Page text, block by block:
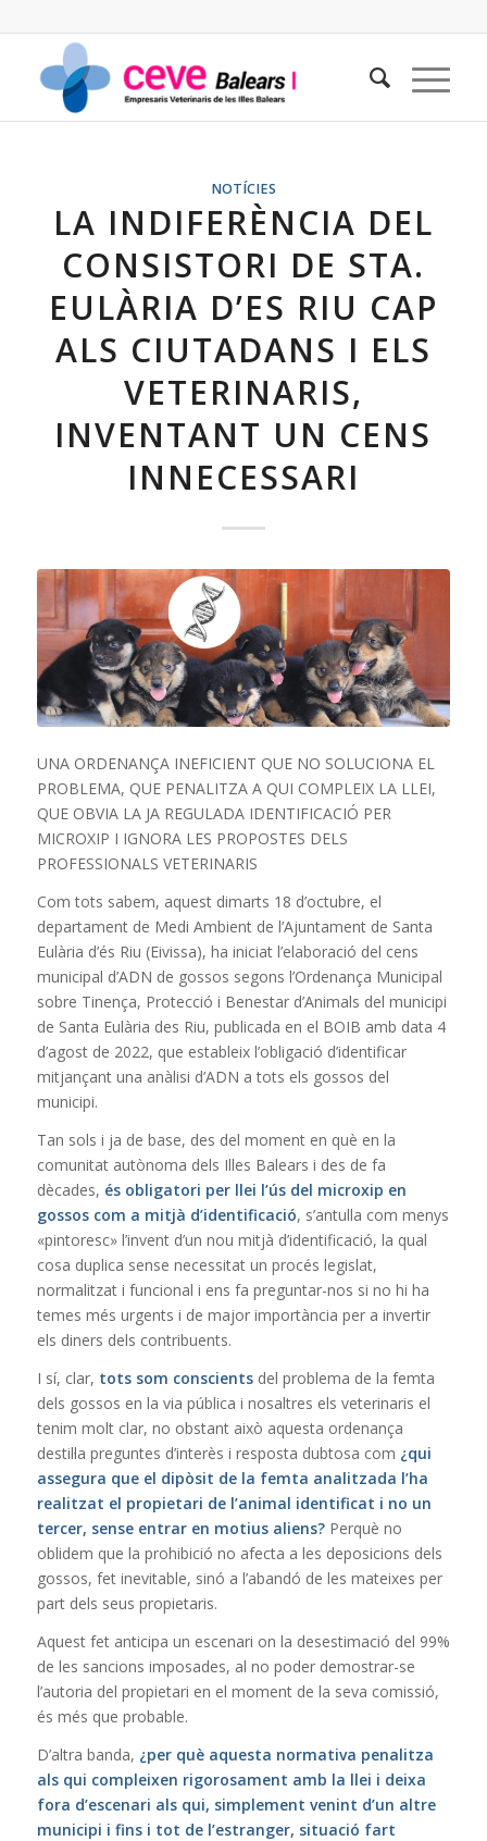
NOTÍCIES
LA INDIFERÈNCIA DEL
CONSISTORI DE STA.
EULÀRIA D’ES RIU CAP
ALS CIUTADANS I ELS
VETERINARIS,
INVENTANT UN CENS
INNECESSARI
UNA ORDENANÇA INEFICIENT QUE NO SOLUCIONA EL
PROBLEMA, QUE PENALITZA A QUI COMPLEIX LA LLEI,
QUE OBVIA LA JA REGULADA IDENTIFICACIÓ PER
MICROXIP I IGNORA LES PROPOSTES DELS
PROFESSIONALS VETERINARIS
Com tots sabem, aquest dimarts 18 d’octubre, el
departament de Medi Ambient de l’Ajuntament de Santa
Eulària d’és Riu (Eivissa), ha iniciat l’elaboració del cens
municipal d’ADN de gossos segons l’Ordenança Municipal
sobre Tinença, Protecció i Benestar d’Animals del municipi
de Santa Eulària des Riu, publicada en el BOIB amb data 4
d’agost de 2022, que estableix l’obligació d’identificar
mitjançant una anàlisi d’ADN a tots els gossos del
municipi.
Tan sols i ja de base, des del moment en què en la
comunitat autònoma dels Illes Balears i des de fa
dècades, és obligatori per llei l’ús del microxip en
gossos com a mitjà d’identificació, s’antulla com menys
«pintoresc» l’invent d’un nou mitjà d’identificació, la qual
cosa duplica sense necessitat un procés legislat,
normalitzat i funcional i ens fa preguntar-nos si no hi ha
temes més urgents i de major importància per a invertir
els diners dels contribuents.
I sí, clar, tots som conscientsdel problema de la femta
dels gossos en la via pública i nosaltres els veterinaris el
tenim molt clar, no obstant això aquesta ordenança
destil·la preguntes d’interès i resposta dubtosa com ¿qui
assegura que el dipòsit de la femta analitzada l’ha
realitzat el propietari de l’animal identificat i no un
tercer, sense entrar en motius aliens?Perquè no
oblidem que la prohibició no afecta a les deposicions dels
gossos, fet inevitable, sinó a l’abandó de les mateixes per
part dels seus propietaris.
Aquest fet anticipa un escenari on la desestimació del 99%
de les sancions imposades, al no poder demostrar-se
l’autoria del propietari en el moment de la seva comissió,
és més que probable.
D’altra banda, ¿per què aquesta normativa penalitza
als qui compleixen rigorosament amb la llei i deixa
fora d’escenari als qui, simplement venint d’un altre
municipi i fins i tot de l’estranger, situació fart